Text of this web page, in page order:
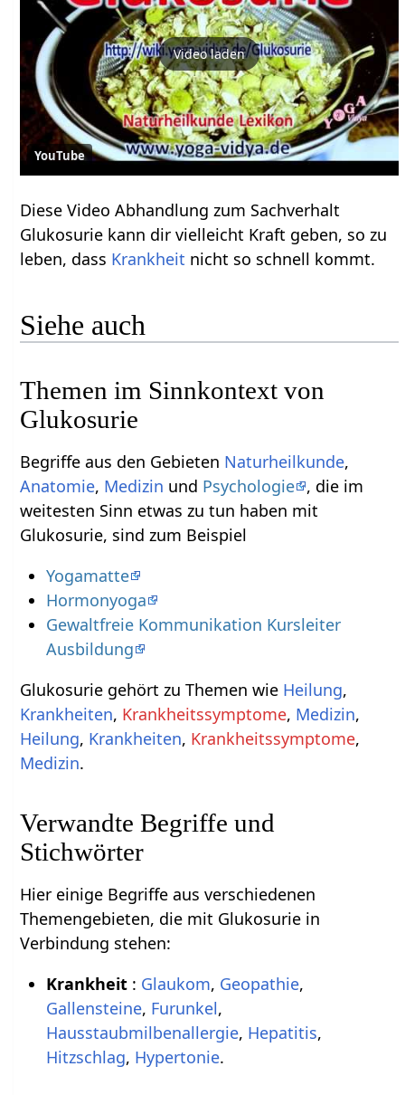
Video laden
YouTube
Diese Video Abhandlung zum Sachverhalt
Glukosurie kann dir vielleicht Kraft geben, so zu
leben, dass Krankheit nicht so schnell kommt.
Siehe auch
Themen im Sinnkontext von
Glukosurie
Begriffe aus den Gebieten Naturheilkunde,
Anatomie, Medizin und Psychologie , die im
weitesten Sinn etwas zu tun haben mit
Glukosurie, sind zum Beispiel
Yogamatte
Hormonyoga
Gewaltfreie Kommunikation Kursleiter
Ausbildung
Glukosurie gehört zu Themen wie Heilung,
Krankheiten, Krankheitssymptome, Medizin,
Heilung, Krankheiten, Krankheitssymptome,
Medizin.
Verwandte Begriffe und
Stichwörter
Hier einige Begriffe aus verschiedenen
Themengebieten, die mit Glukosurie in
Verbindung stehen:
Krankheit : Glaukom, Geopathie,
Gallensteine, Furunkel,
Hausstaubmilbenallergie, Hepatitis,
Hitzschlag, Hypertonie.